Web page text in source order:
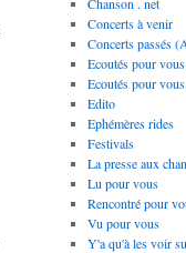
Concerts à venir
Concerts passés
Ecoutés pour
Ecoutés pour
Edito
Ephémères rides
Festivals
La presse aux
Lu pour vous
Rencontré pour
Vu pour vous
Y'a qu'à les voir